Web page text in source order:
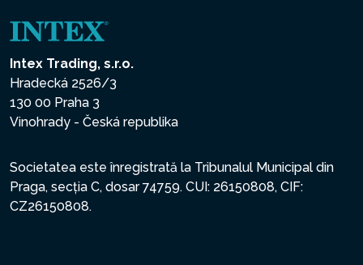
Intex Trading, s.r.o.
Hradecká 2526/3
130 00 Praha 3
Vinohrady - Česká republika
Societatea este înregistrată la Tribunalul Municipal din
Praga, secția C, dosar 74759. CUI: 26150808, CIF:
CZ26150808.